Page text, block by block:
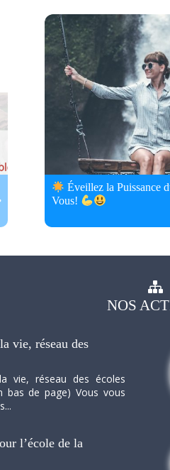
Éveillez la Puissance
Vous!
NOS
vie, réseau des
vie, réseau des écoles
bas de page) Vous vous
l’école de la